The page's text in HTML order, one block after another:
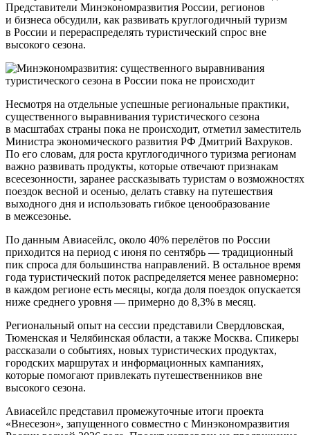
Представители Минэкономразвития России, регионов
и бизнеса обсудили, как развивать круглогодичный туризм
в России и перераспределять туристический спрос вне
высокого сезона.
Несмотря на отдельные успешные региональные практики,
существенного выравнивания туристического сезона
в масштабах страны пока не происходит, отметил заместитель
Министра экономического развития РФ Дмитрий Вахруков.
По его словам, для роста круглогодичного туризма регионам
важно развивать продукты, которые отвечают признакам
всесезонности, заранее рассказывать туристам о возможностях
поездок весной и осенью, делать ставку на путешествия
выходного дня и использовать гибкое ценообразование
в межсезонье.
По данным Авиасейлс, около 40% перелётов по России
приходится на период с июня по сентябрь — традиционный
пик спроса для большинства направлений. В остальное время
года туристический поток распределяется менее равномерно:
в каждом регионе есть месяцы, когда доля поездок опускается
ниже среднего уровня — примерно до 8,3% в месяц.
Региональный опыт на сессии представили Свердловская,
Тюменская и Челябинская области, а также Москва. Спикеры
рассказали о событиях, новых туристических продуктах,
городских маршрутах и информационных кампаниях,
которые помогают привлекать путешественников вне
высокого сезона.
Авиасейлс представил промежуточные итоги проекта
«Внесезон», запущенного совместно с Минэкономразвития